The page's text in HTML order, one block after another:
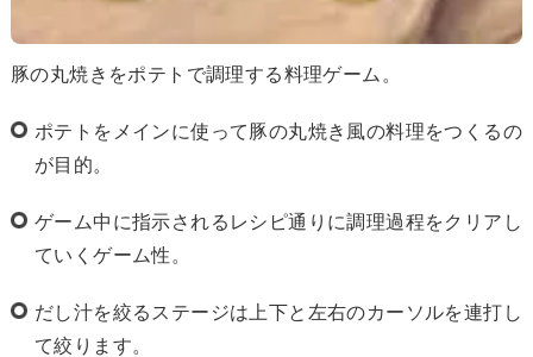
豚の丸焼きをポテトで調理する料理ゲーム。
ポテトをメインに使って豚の丸焼き風の料理をつくるの
が目的。
ゲーム中に指示されるレシピ通りに調理過程をクリアし
ていくゲーム性。
だし汁を絞るステージは上下と左右のカーソルを連打し
て絞ります。